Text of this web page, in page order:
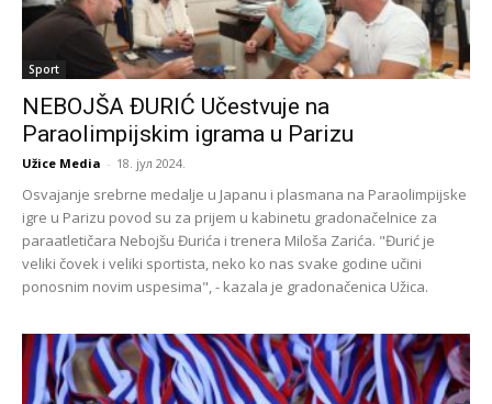
Sport
NEBOJŠA ĐURIĆ Učestvuje na
Paraolimpijskim igrama u Parizu
Užice Media - 18. јул 2024.
Osvajanje srebrne medalje u Japanu i plasmana na Paraolimpijske
igre u Parizu povod su za prijem u kabinetu gradonačelnice za
paraatletičara Nebojšu Đurića i trenera Miloša Zarića. "Đurić je
veliki čovek i veliki sportista, neko ko nas svake godine učini
ponosnim novim uspesima", - kazala je gradonačenica Užica.